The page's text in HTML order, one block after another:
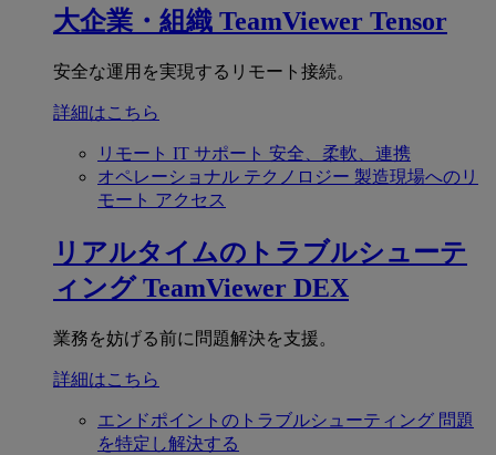
大企業・組織 TeamViewer Tensor
安全な運用を実現するリモート接続。
詳細はこちら
リモート IT サポート 安全、柔軟、連携
オペレーショナル テクノロジー 製造現場へのリ
モート アクセス
リアルタイムのトラブルシューテ
ィング TeamViewer DEX
業務を妨げる前に問題解決を支援。
詳細はこちら
エンドポイントのトラブルシューティング 問題
を特定し解決する